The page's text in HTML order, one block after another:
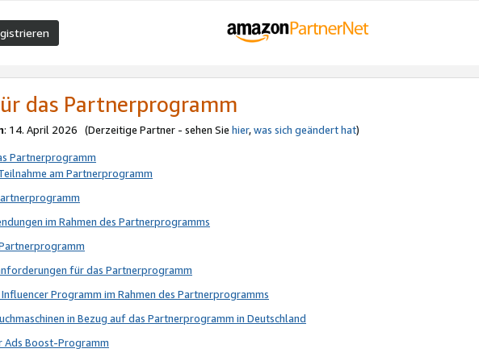
das Partnerprogramm
: 14. April 2026 (Derzeitige Partner - sehen Sie hier,was sich geändert hat)
Partnerprogramm
am Partnerprogramm
im Rahmen des Partnerprogramms
für das Partnerprogramm
Programm im Rahmen des Partnerprogramms
in Bezug auf das Partnerprogramm in Deutschland
Ads Boost-Programm